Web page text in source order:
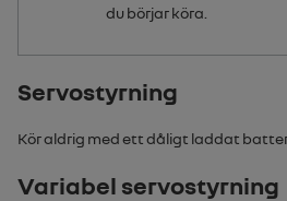
du börjar köra.
Servostyrning
Kör aldrig med ett dåligt laddat
Variabel servostyrning